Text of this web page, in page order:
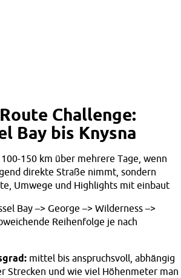
Challenge:
Bay bis Knysna
100-150 km über mehrere Tage, wenn
direkte Straße nimmt, sondern
Umwege und Highlights mit einbaut
Bay –> George –> Wilderness –>
Reihenfolge je nach
mittel bis anspruchsvoll, abhängig
Strecken und wie viel Höhenmeter man